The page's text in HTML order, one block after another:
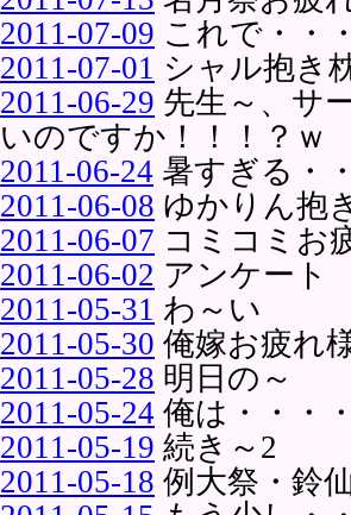
2011-07-09 これで・・
2011-07-01 シャル抱き
2011-06-29 先生～、サ
いのですか！！！？ｗ
2011-06-24 暑すぎる・
2011-06-08 ゆかりん抱
2011-06-07 コミコミお
2011-06-02 アンケート
2011-05-31 わ～い
2011-05-30 俺嫁お疲れ
2011-05-28 明日の～
2011-05-24 俺は・・・
2011-05-19 続き～2
2011-05-18 例大祭・鈴